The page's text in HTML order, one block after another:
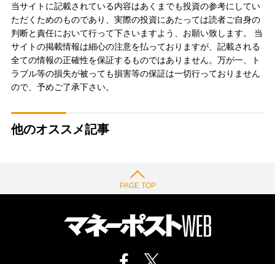
当サイトに記載されている内容はあくまでも投資の参考にしてい
ただくためのものであり、実際の投資にあたっては読者ご自身の
判断と責任において行って下さいますよう、お願い致します。 当
サイトの掲載情報は細心の注意を払っておりますが、記載される
全ての情報の正確性を保証するものではありません。万が一、ト
ラブル等の損失が被っても損害等の保証は一切行っておりません
ので、予めご了承下さい。
他のオススメ記事
PAGE TOP